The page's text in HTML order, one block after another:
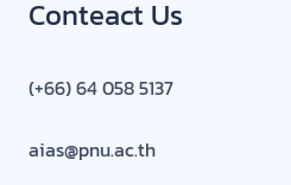
ระบบรับ-ส่งหนังสือ
ระบบ กยศ.